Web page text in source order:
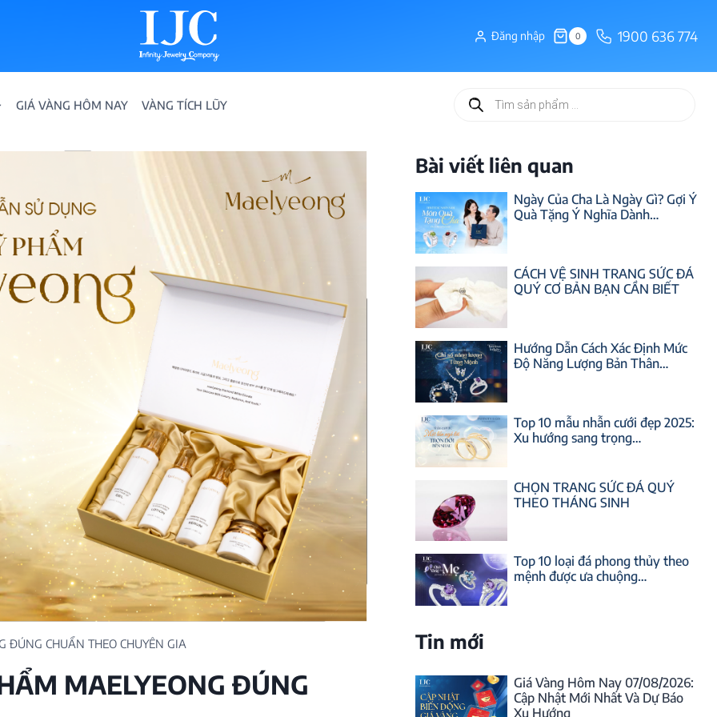
Đăng nhập 0 1900 636 774
GIÁ VÀNG HÔM NAY VÀNG TÍCH LŨY
Tìm
kiếm
ĐÚNG CHUẨN THEO CHUYÊN GIA
MAELYEONG ĐÚNG
Bài viết liên quan
Ngày Của Cha Là Ngày Gì? Gợi Ý
Quà Tặng Ý Nghĩa Dành…
CÁCH VỆ SINH TRANG SỨC ĐÁ
QUÝ CƠ BẢN BẠN CẦN BIẾT
Hướng Dẫn Cách Xác Định Mức
Độ Năng Lượng Bản Thân…
Top 10 mẫu nhẫn cưới đẹp 2025:
Xu hướng sang trọng…
CHỌN TRANG SỨC ĐÁ QUÝ
THEO THÁNG SINH
Top 10 loại đá phong thủy theo
mệnh được ưa chuộng…
Tin mới
Giá Vàng Hôm Nay 07/08/2026:
Cập Nhật Mới Nhất Và Dự Báo
Xu Hướng